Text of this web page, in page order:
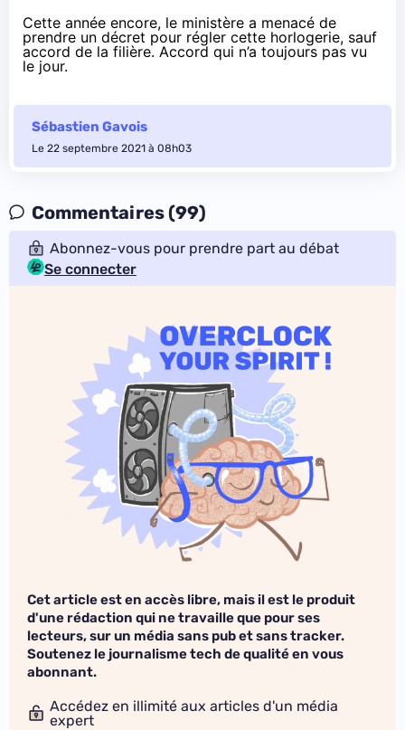
Cette année encore, le ministère a menacé de
prendre un décret pour régler cette horlogerie, sauf
accord de la filière. Accord qui n’a toujours pas vu
le jour.
Sébastien Gavois
Le 22 septembre 2021 à 08h03
Commentaires (99)
Abonnez-vous pour prendre part au débat
Se connecter
Cet article est en accès libre, mais il est le produit
d'une rédaction qui ne travaille que pour ses
lecteurs, sur un média sans pub et sans tracker.
Soutenez le journalisme tech de qualité en vous
abonnant.
Accédez en illimité aux articles d'un média
expert